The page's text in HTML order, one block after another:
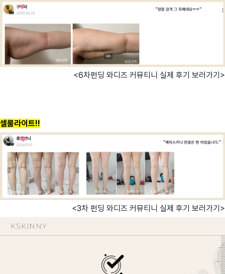
<6차펀딩 와디즈 커뮤티니 실제 후기 보러가기>
셀룰라이트!!
<3차 펀딩 와디즈 커뮤티니 실제 후기 보러가기>